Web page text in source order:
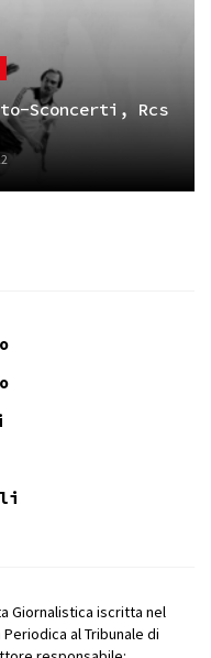
Sconcerti, Rcs
Giornalistica iscritta nel
al Tribunale di